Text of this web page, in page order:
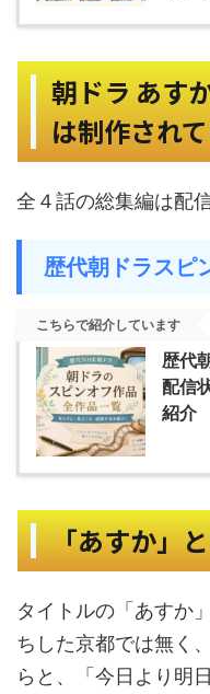
朝ドラ あす
は制作されて
全４話の総集編は配
歴代朝ドラスピ
こちらで紹介しています
歴代
配信
紹介
「あすか」
タイトルの「あすか
ちした京都では無く
らと、「今日より明